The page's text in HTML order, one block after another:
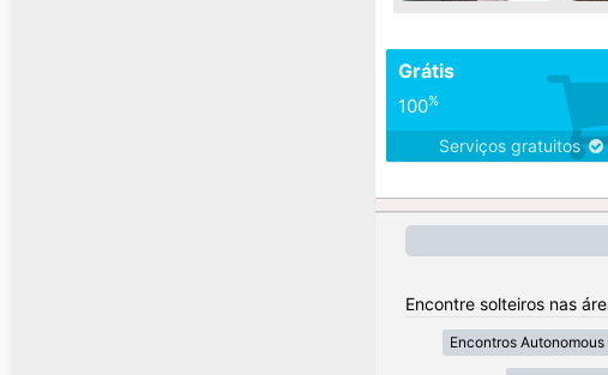
Grátis
100%
Serviços gratuitos
Encontre solteiros nas
Encontros